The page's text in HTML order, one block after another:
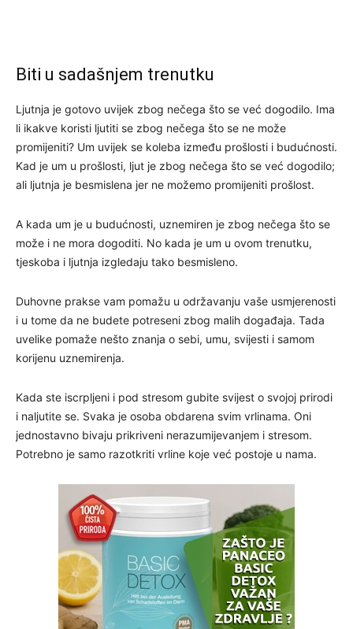
Biti u sadašnjem trenutku
Ljutnja je gotovo uvijek zbog nečega što se već dogodilo. Ima
li ikakve koristi ljutiti se zbog nečega što se ne može
promijeniti? Um uvijek se koleba između prošlosti i budućnosti.
Kad je um u prošlosti, ljut je zbog nečega što se već dogodilo;
ali ljutnja je besmislena jer ne možemo promijeniti prošlost.
A kada um je u budućnosti, uznemiren je zbog nečega što se
može i ne mora dogoditi. No kada je um u ovom trenutku,
tjeskoba i ljutnja izgledaju tako besmisleno.
Duhovne prakse vam pomažu u održavanju vaše usmjerenosti
i u tome da ne budete potreseni zbog malih događaja. Tada
uvelike pomaže nešto znanja o sebi, umu, svijesti i samom
korijenu uznemirenja.
Kada ste iscrpljeni i pod stresom gubite svijest o svojoj prirodi
i naljutite se. Svaka je osoba obdarena svim vrlinama. Oni
jednostavno bivaju prikriveni nerazumijevanjem i stresom.
Potrebno je samo razotkriti vrline koje već postoje u nama.